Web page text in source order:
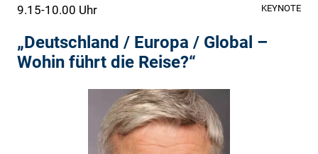
9.15-10.00 Uhr KEYNOTE
„Deutschland / Europa / Global –
Wohin führt die Reise?“